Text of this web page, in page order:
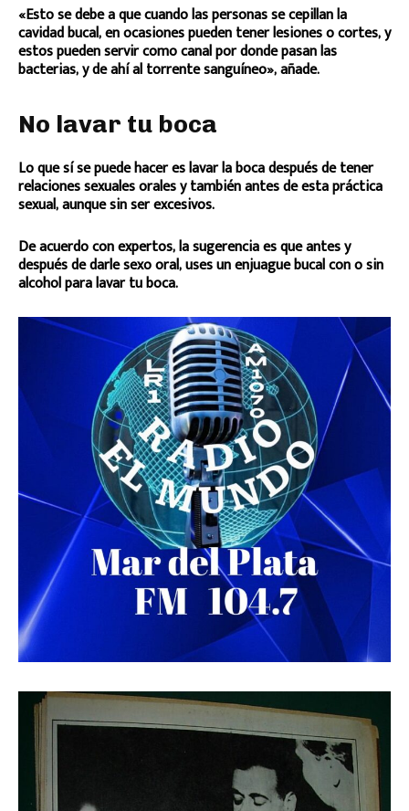
«Esto se debe a que cuando las personas se cepillan la
cavidad bucal, en ocasiones pueden tener lesiones o cortes, y
estos pueden servir como canal por donde pasan las
bacterias, y de ahí al torrente sanguíneo», añade.
No lavar tu boca
Lo que sí se puede hacer es lavar la boca después de tener
relaciones sexuales orales y también antes de esta práctica
sexual, aunque sin ser excesivos.
De acuerdo con expertos, la sugerencia es que antes y
después de darle sexo oral, uses un enjuague bucal con o sin
alcohol para lavar tu boca.